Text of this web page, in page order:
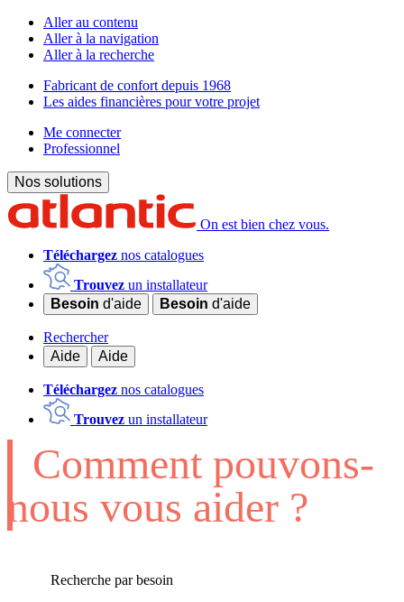
Aller au contenu
Aller à la navigation
Aller à la recherche
Fabricant de confort depuis 1968
Les aides financières pour votre projet
Me connecter
Professionnel
Nos solutions
On est bien chez vous.
Téléchargez nos catalogues
Trouvez un installateur
Besoin d'aide Besoin d'aide
Rechercher
Aide
Aide
Téléchargez nos catalogues
Trouvez un installateur
Comment pouvons-
nous vous aider ?
Recherche par besoin